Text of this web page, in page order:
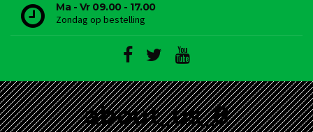
Ma - Vr 09.00 - 17.00
Zondag op bestelling
about_us_8